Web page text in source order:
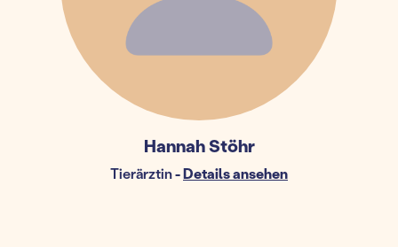
Hannah Stöhr
Tierärztin-Details ansehen